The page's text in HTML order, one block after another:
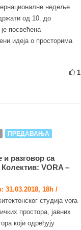
недеље
од 10. до
посвећена
идеја о просторима
1
ПРЕДАВАЊА
разговор са
VORA –
31.03.2018, 18h /
студија vora
простора, јавних
који одређују